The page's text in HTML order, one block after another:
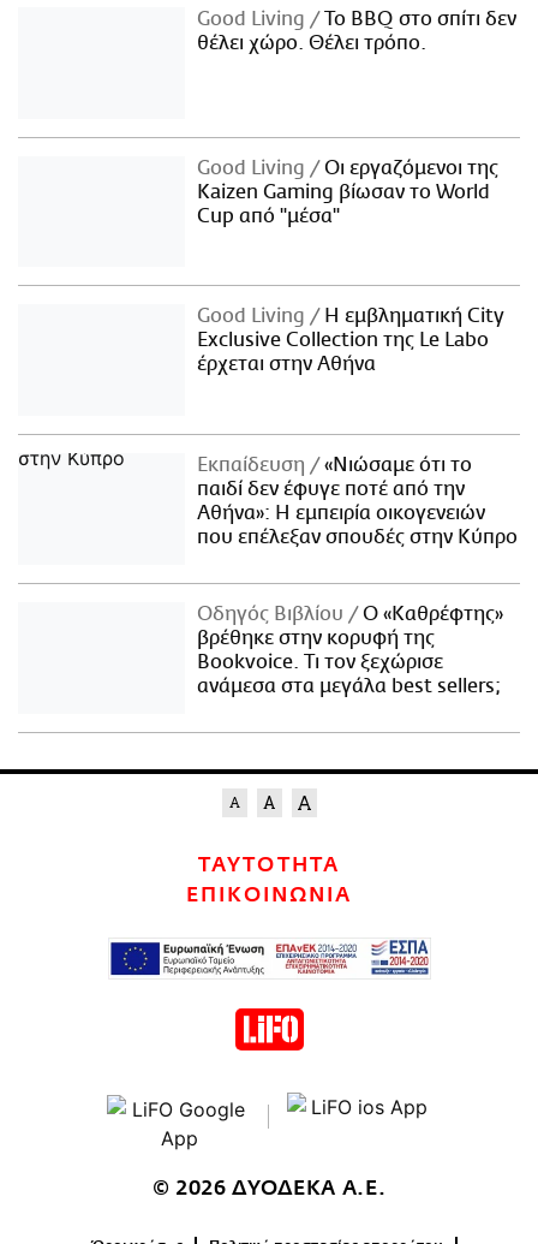
Good Living
Το BBQ στο σπίτι δεν
θέλει χώρο. Θέλει τρόπο.
Good Living
Οι εργαζόμενοι της
Kaizen Gaming βίωσαν το World
Cup από "μέσα"
Good Living
Η εμβληματική City
Exclusive Collection της Le Labo
έρχεται στην Αθήνα
Εκπαίδευση
«Νιώσαμε ότι το
παιδί δεν έφυγε ποτέ από την
Αθήνα»: Η εμπειρία οικογενειών
που επέλεξαν σπουδές στην Κύπρο
Οδηγός Βιβλίου
Ο «Καθρέφτης»
βρέθηκε στην κορυφή της
Bookvoice. Τι τον ξεχώρισε
ανάμεσα στα μεγάλα best sellers;
ΤΑΥΤΟΤΗΤΑ
ΕΠΙΚΟΙΝΩΝΙΑ
© 2026 ΔΥΟΔΕΚΑ Α.Ε.